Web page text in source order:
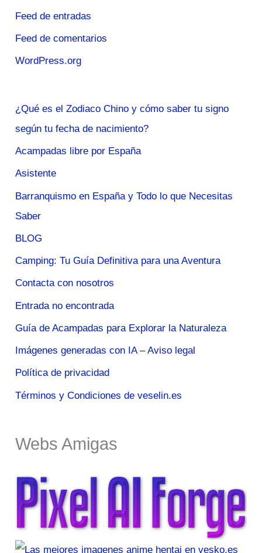
Feed de entradas
Feed de comentarios
WordPress.org
¿Qué es el Zodiaco Chino y cómo saber tu signo
según tu fecha de nacimiento?
Acampadas libre por España
Asistente
Barranquismo en España y Todo lo que Necesitas
Saber
BLOG
Camping: Tu Guía Definitiva para una Aventura
Contacta con nosotros
Entrada no encontrada
Guía de Acampadas para Explorar la Naturaleza
Imágenes generadas con IA – Aviso legal
Política de privacidad
Términos y Condiciones de veselin.es
Webs Amigas